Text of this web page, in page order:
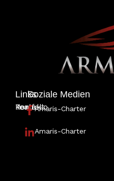
Links
Portfolio
Team
Kontakt
Soziale Medien
Amaris-Charter
Amaris-Charter